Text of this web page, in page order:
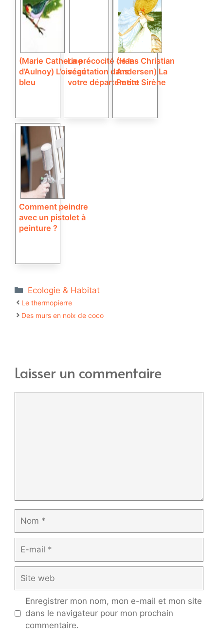
(Marie Catherine
d’Aulnoy) L’oiseau
bleu
La précocité de la
végétation dans
votre département
(Hans Christian
Andersen) La
Petite Sirène
Comment peindre
avec un pistolet à
peinture ?
Catégories
Ecologie & Habitat
Le thermopierre
Des murs en noix de coco
Laisser un commentaire
mail
web
Enregistrer mon nom, mon e-mail et mon site
dans le navigateur pour mon prochain
commentaire.